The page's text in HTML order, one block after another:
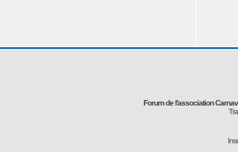
Forum de l'association